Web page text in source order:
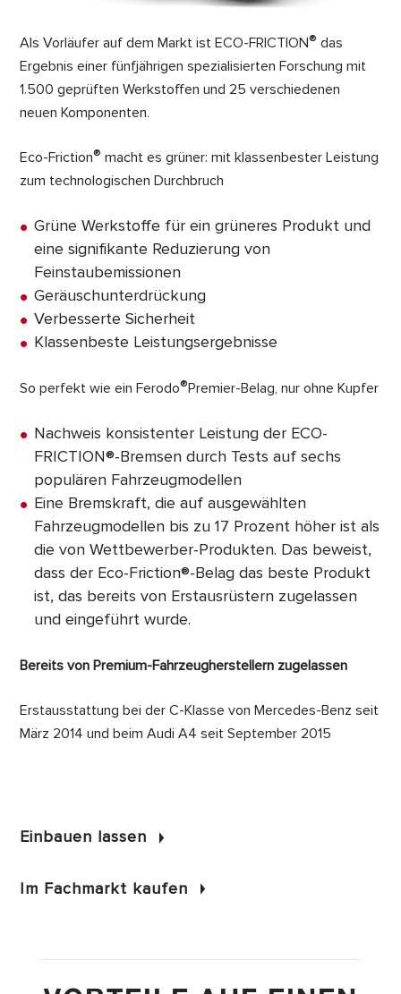
Als Vorläufer auf dem Markt ist ECO-FRICTION® das
Ergebnis einer fünfjährigen spezialisierten Forschung mit
1.500 geprüften Werkstoffen und 25 verschiedenen
neuen Komponenten.
Eco-Friction® macht es grüner: mit klassenbester Leistung
zum technologischen Durchbruch
Grüne Werkstoffe für ein grüneres Produkt und
eine signifikante Reduzierung von
Feinstaubemissionen
Geräuschunterdrückung
Verbesserte Sicherheit
Klassenbeste Leistungsergebnisse
So perfekt wie ein Ferodo®Premier-Belag, nur ohne Kupfer
Nachweis konsistenter Leistung der ECO-
FRICTION®-Bremsen durch Tests auf sechs
populären Fahrzeugmodellen
Eine Bremskraft, die auf ausgewählten
Fahrzeugmodellen bis zu 17 Prozent höher ist als
die von Wettbewerber-Produkten. Das beweist,
dass der Eco-Friction®-Belag das beste Produkt
ist, das bereits von Erstausrüstern zugelassen
und eingeführt wurde.
Bereits von Premium-Fahrzeugherstellern zugelassen
Erstausstattung bei der C-Klasse von Mercedes-Benz seit
März 2014 und beim Audi A4 seit September 2015
Einbauen lassen
Im Fachmarkt kaufen